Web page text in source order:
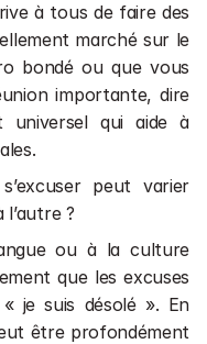
article
à tous de faire des
marché sur le
bondé ou que vous
importante, dire
universel qui aide à
peut varier
?
ou à la culture
que les excuses
je suis désolé ». En
être profondément